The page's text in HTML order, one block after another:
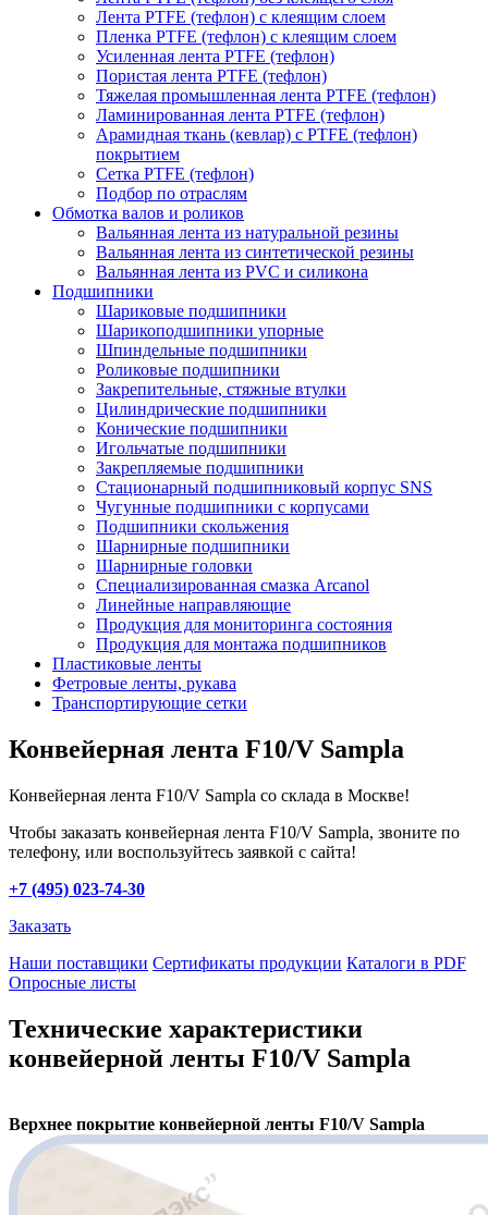
Лента PTFE (тефлон) с клеящим слоем
Пленка PTFE (тефлон) с клеящим слоем
Усиленная лента PTFE (тефлон)
Пористая лента PTFE (тефлон)
Тяжелая промышленная лента PTFE (тефлон)
Ламинированная лента PTFE (тефлон)
Арамидная ткань (кевлар) с PTFE (тефлон)
покрытием
Сетка PTFE (тефлон)
Подбор по отраслям
Обмотка валов и роликов
Вальянная лента из натуральной резины
Вальянная лента из синтетической резины
Вальянная лента из PVC и силикона
Подшипники
Шариковые подшипники
Шарикоподшипники упорные
Шпиндельные подшипники
Роликовые подшипники
Закрепительные, стяжные втулки
Цилиндрические подшипники
Конические подшипники
Игольчатые подшипники
Закрепляемые подшипники
Стационарный подшипниковый корпус SNS
Чугунные подшипники с корпусами
Подшипники скольжения
Шарнирные подшипники
Шарнирные головки
Специализированная смазка Arcanol
Линейные направляющие
Продукция для мониторинга состояния
Продукция для монтажа подшипников
Пластиковые ленты
Фетровые ленты, рукава
Транспортирующие сетки
Конвейерная лента F10/V Sampla
Конвейерная лента F10/V Sampla со склада в Москве!
Чтобы заказать конвейерная лента F10/V Sampla, звоните по
телефону, или воспользуйтесь заявкой с сайта!
+7 (495) 023-74-30
Заказать
Наши поставщики Сертификаты продукции Каталоги в PDF
Опросные листы
Технические характеристики
конвейерной ленты F10/V Sampla
Верхнее покрытие конвейерной ленты F10/V Sampla